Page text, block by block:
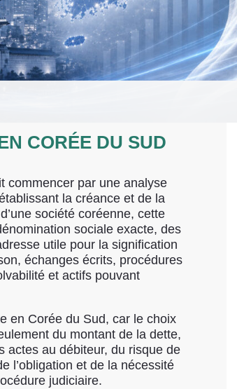
CORÉE DU SUD
commencer par une analyse
la créance et de la
société coréenne, cette
sociale exacte, des
utile pour la signification
échanges écrits, procédures
et actifs pouvant
en Corée du Sud, car le choix
du montant de la dette,
actes au débiteur, du risque de
l’obligation et de la nécessité
judiciaire.